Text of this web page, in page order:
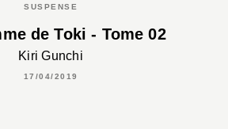
SUSPENSE
de Toki - Tome 02
Kiri Gunchi
17/04/2019